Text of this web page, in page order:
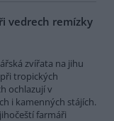
vedrech remízky
zvířata na jihu
při tropických
ochlazují v
i kamenných stájích.
farmáři